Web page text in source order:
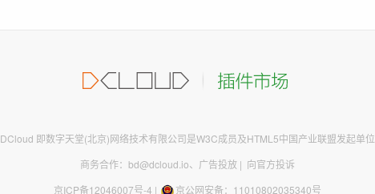
DCloud 即数字天堂(北京)网络技术有限公司是W3C成员及HTML5中国产业联盟发起单位
商务合作：bd@dcloud.io、 广告投放 | 向官方投诉
京ICP备12046007号-4 | 京公网安备：11010802035340号